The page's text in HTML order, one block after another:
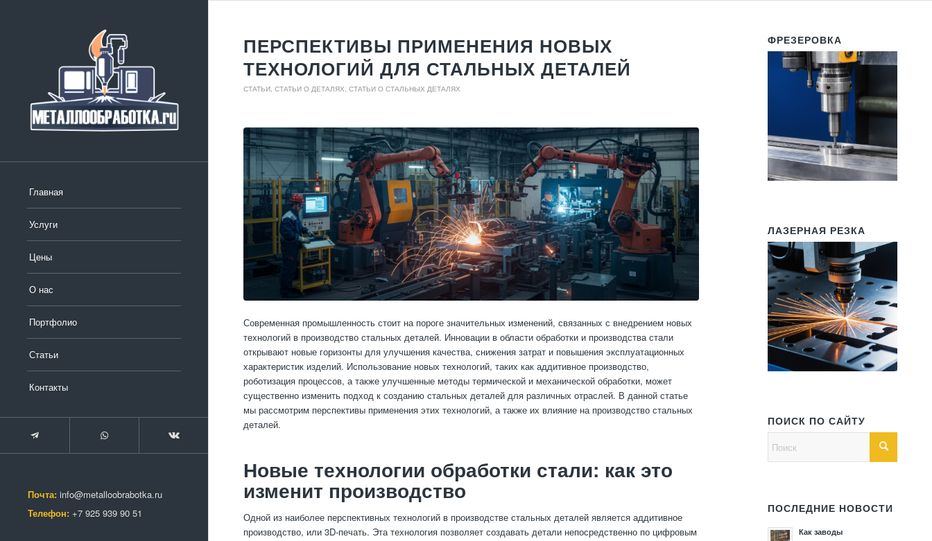
Главная
Услуги
Цены
О нас
Портфолио
Статьи
Контакты
Почта: info@metalloobrabotka.ru
Телефон: +7 925 939 90 51
ПЕРСПЕКТИВЫ ПРИМЕНЕНИЯ НОВЫХ
ТЕХНОЛОГИЙ ДЛЯ СТАЛЬНЫХ ДЕТАЛЕЙ
СТАТЬИ СТАТЬИ О ДЕТАЛЯХ СТАТЬИ О СТАЛЬНЫХ ДЕТАЛЯХ
Современная промышленность стоит на пороге значительных изменений, связанных с внедрением новых
технологий в производство стальных деталей. Инновации в области обработки и производства стали
открывают новые горизонты для улучшения качества, снижения затрат и повышения эксплуатационных
характеристик изделий. Использование новых технологий, таких как аддитивное производство,
роботизация процессов, а также улучшенные методы термической и механической обработки, может
существенно изменить подход к созданию стальных деталей для различных отраслей. В данной статье
мы рассмотрим перспективы применения этих технологий, а также их влияние на производство стальных
деталей.
Новые технологии обработки стали: как это
изменит производство
Одной из наиболее перспективных технологий в производстве стальных деталей является аддитивное
производство, или 3D-печать. Эта технология позволяет создавать детали непосредственно по цифровым
ФРЕЗЕРОВКА
ЛАЗЕРНАЯ РЕЗКА
ПОИСК ПО САЙТУ
ПОСЛЕДНИЕ НОВОСТИ
Как заводы